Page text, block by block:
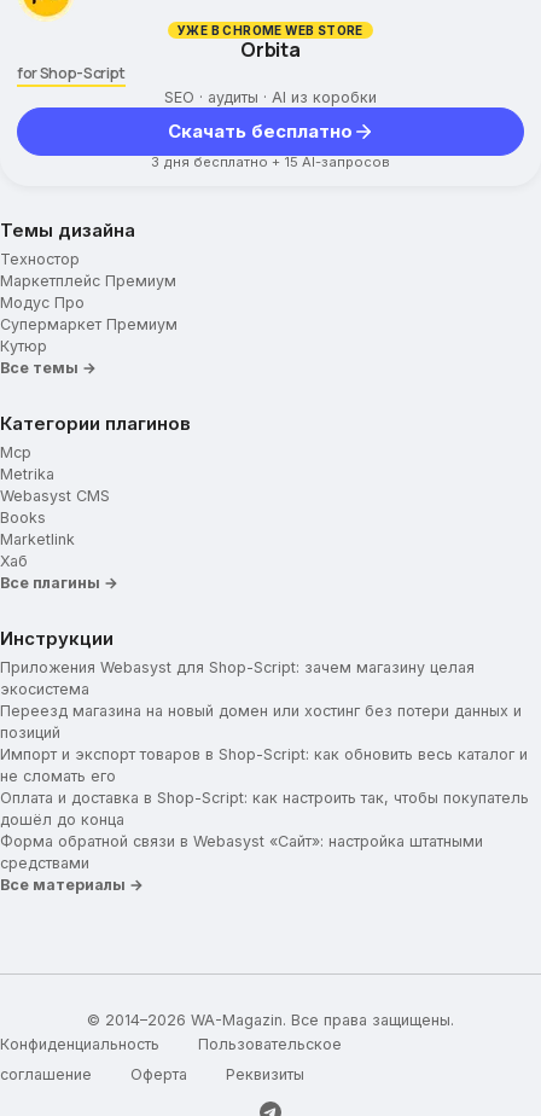
Заголовок для промо-блока
Текст для промо-блока
Ссылка для промо-блока
Категории товаров
Картинки для категорий
Вид постраничной навигации
Дополнительные параметры
Мини-карточка товара
Карточка товара
Подвал сайта
Навигационные ссылки меню
Социальные сети
УЖЕ В CHROME WEB STORE
Orbita
for Shop-Script
SEO · аудиты · AI из коробки
Скачать бесплатно
3 дня бесплатно + 15 AI-запросов
Темы дизайна
Техностор
Маркетплейс Премиум
Модус Про
Супермаркет Премиум
Кутюр
Все темы →
Категории плагинов
Mcp
Metrika
Webasyst CMS
Books
Marketlink
Хаб
Все плагины →
Инструкции
Приложения Webasyst для Shop-Script: зачем магазину целая
экосистема
Переезд магазина на новый домен или хостинг без потери данных и
позиций
Импорт и экспорт товаров в Shop-Script: как обновить весь каталог и
не сломать его
Оплата и доставка в Shop-Script: как настроить так, чтобы покупатель
дошёл до конца
Форма обратной связи в Webasyst «Сайт»: настройка штатными
средствами
Все материалы →
© 2014–2026 WA-Magazin. Все права защищены.
Конфиденциальность
Пользовательское
соглашение
Оферта Реквизиты